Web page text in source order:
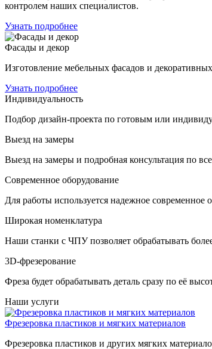
Индивидуальность
Подбор дизайн-проекта по готовым или
Выезд на замеры
Выезд на замеры и подробная консультация по
Современное оборудование
Для работы используется надежное
Широкая номенклатура
Наши станки с ЧПУ позволяет обрабатывать
3D-фрезерование
Фреза будет обрабатывать деталь сразу по её
Наши услуги
Фрезеровка пластиков и мягких материалов
Фрезеровка пластиков и других мягких